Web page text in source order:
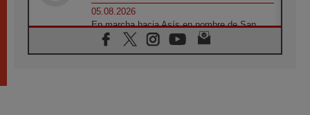
05.08.2026
En marcha hacia Asís en nombre de San
Francisco, a la espera de León
05.08.2026